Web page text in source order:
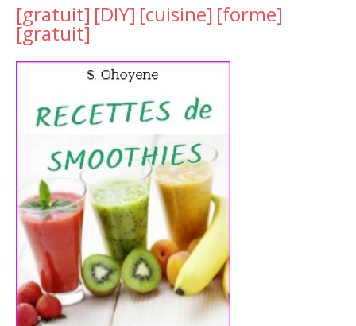
[gratuit] [DIY] [cuisine] [forme]
[gratuit]